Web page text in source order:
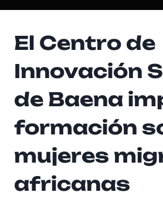
El Centro de
Innovación
de Baena
formación
mujeres
africanas